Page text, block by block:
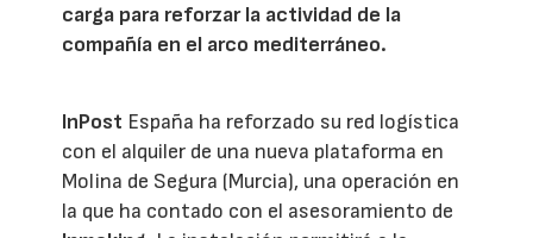
carga para reforzar la actividad de la
compañía en el arco mediterráneo.
InPost España ha reforzado su red logística
con el alquiler de una nueva plataforma en
Molina de Segura (Murcia), una operación en
la que ha contado con el asesoramiento de